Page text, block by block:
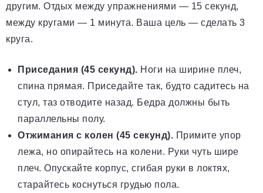
другим. Отдых между упражнениями — 15 секунд,
между кругами — 1 минута. Ваша цель — сделать 3
круга.
Приседания (45 секунд). Ноги на ширине плеч,
спина прямая. Приседайте так, будто садитесь на
стул, таз отводите назад. Бедра должны быть
параллельны полу.
Отжимания с колен (45 секунд). Примите упор
лежа, но опирайтесь на колени. Руки чуть шире
плеч. Опускайте корпус, сгибая руки в локтях,
старайтесь коснуться грудью пола.